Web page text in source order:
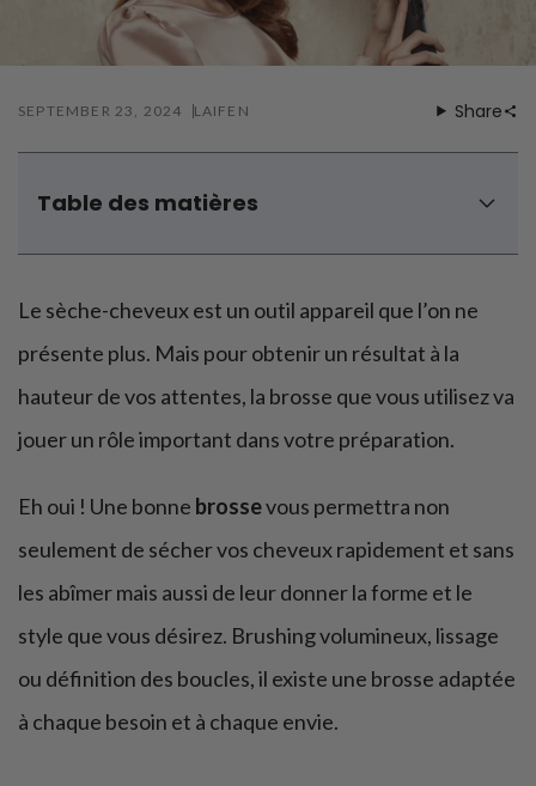
Soins préventifs
SEPTEMBER 23, 2024 LAIFEN Share
Table des matières
Les brosses chauffantes pour un coiffage rapide
Vous avez des questions ?
Le sèche-cheveux est un outil appareil que l’on ne
présente plus. Mais pour obtenir un résultat à la
hauteur de vos attentes, la brosse que vous utilisez va
jouer un rôle important dans votre préparation.
Eh oui ! Une bonne brossevous permettra non
seulement de sécher vos cheveux rapidement et sans
les abîmer mais aussi de leur donner la forme et le
style que vous désirez. Brushing volumineux, lissage
ou définition des boucles, il existe une brosse adaptée
à chaque besoin et à chaque envie.